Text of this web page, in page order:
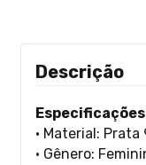
Descrição
• Material: Prata
• Gênero: